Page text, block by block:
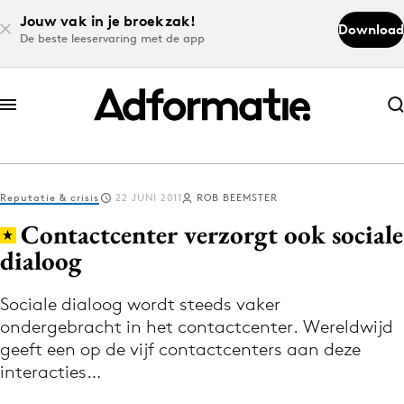
Jouw vak in je broekzak!
De beste leeservaring met de app
Download
Abonneer nu
Abonneer nu
Log in
Volg het laatste nieuws via de Adformatie
Nieuws app
Reputatie & crisis 22 JUNI 2011 ROB BEEMSTER
Contactcenter verzorgt ook sociale
dialoog
Sociale dialoog wordt steeds vaker
ondergebracht in het contactcenter. Wereldwijd
geeft een op de vijf contactcenters aan deze
interacties…